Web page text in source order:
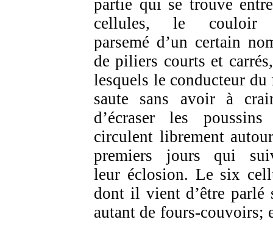
partie qui se trouve
cellules, le couloir
parsemé d’un certain
de piliers courts et
lesquels le conducteur du
saute sans avoir à
d’écraser les
circulent librement
premiers jours qui
leur éclosion. Le six
dont il vient d’être parlé
autant de fours-couvoirs;